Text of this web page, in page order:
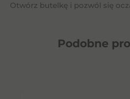
Otwórz butelkę i pozwól się
Podobne